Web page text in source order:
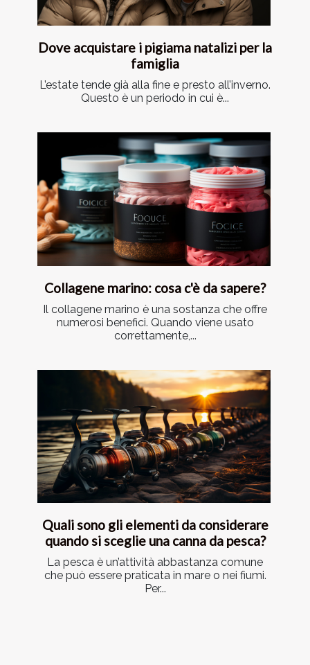
Dove acquistare i pigiama natalizi per la
famiglia
L’estate tende già alla fine e presto all’inverno.
Questo è un periodo in cui è...
Collagene marino: cosa c'è da sapere?
Il collagene marino è una sostanza che offre
numerosi benefici. Quando viene usato
correttamente,...
Quali sono gli elementi da considerare
quando si sceglie una canna da pesca?
La pesca è un’attività abbastanza comune
che può essere praticata in mare o nei fiumi.
Per...